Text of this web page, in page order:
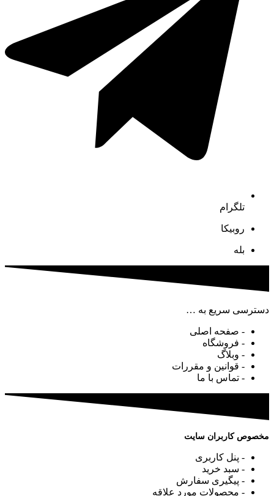
تلگرام
روبیکا
بله
دسترسی سریع به …
- صفحه اصلی
- فروشگاه
- وبلاگ
- قوانین و مقررات
- تماس با ما
مخصوص کاربران سایت
- پنل کاربری
- سبد خرید
- پیگیری سفارش
- محصولات مورد علاقه